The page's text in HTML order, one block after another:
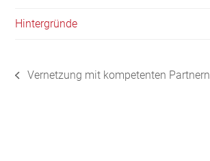
Hintergründe
vorheriger
Vernetzung mit kompetenten Partnern